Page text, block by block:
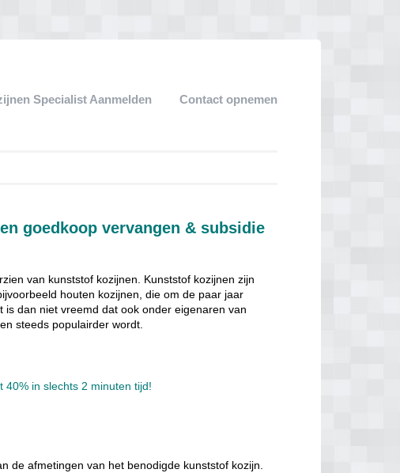
Specialist Aanmelden Contact opnemen
goedkoop vervangen & subsidie
van kunststof kozijnen. Kunststof kozijnen zijn
houten kozijnen, die om de paar jaar
dan niet vreemd dat ook onder eigenaren van
steeds populairder wordt.
40% in slechts 2 minuten tijd!
de afmetingen van het benodigde kunststof kozijn.